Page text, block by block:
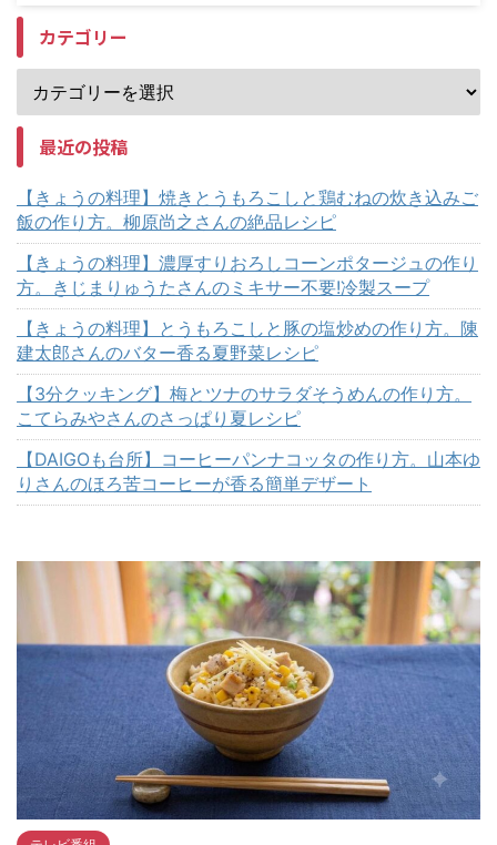
カテゴリー
最近の投稿
【きょうの料理】焼きとうもろこしと鶏むねの炊き込みご
飯の作り方。柳原尚之さんの絶品レシピ
【きょうの料理】濃厚すりおろしコーンポタージュの作り
方。きじまりゅうたさんのミキサー不要!冷製スープ
【きょうの料理】とうもろこしと豚の塩炒めの作り方。陳
建太郎さんのバター香る夏野菜レシピ
【3分クッキング】梅とツナのサラダそうめんの作り方。
こてらみやさんのさっぱり夏レシピ
【DAIGOも台所】コーヒーパンナコッタの作り方。山本ゆ
りさんのほろ苦コーヒーが香る簡単デザート